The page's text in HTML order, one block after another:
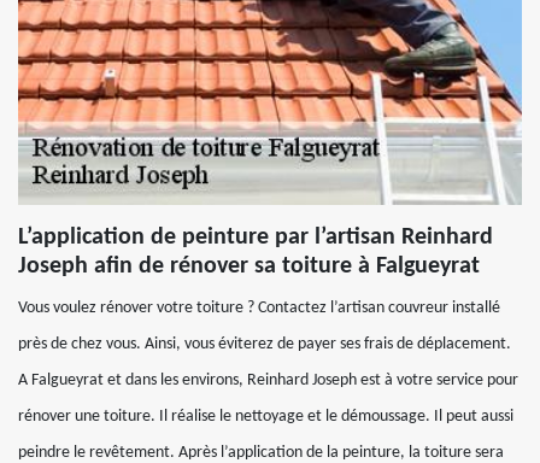
L’application de peinture par l’artisan Reinhard
Joseph afin de rénover sa toiture à Falgueyrat
Vous voulez rénover votre toiture ? Contactez l’artisan couvreur installé
près de chez vous. Ainsi, vous éviterez de payer ses frais de déplacement.
A Falgueyrat et dans les environs, Reinhard Joseph est à votre service pour
rénover une toiture. Il réalise le nettoyage et le démoussage. Il peut aussi
peindre le revêtement. Après l’application de la peinture, la toiture sera